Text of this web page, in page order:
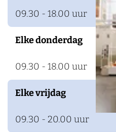
09.30 - 18.00 uur
Elke donderdag
09.30 - 18.00 uur
Elke vrijdag
09.30 - 20.00 uur